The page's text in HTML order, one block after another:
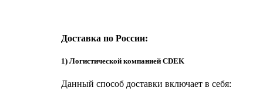
Доставка по России:
1) Логистической компанией CDEK
Данный способ доставки включает в себя: